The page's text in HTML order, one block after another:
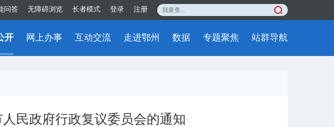
问答 无障碍浏览 长者模式 登录 注册
开 网上办事 互动交流 走进鄂州 数据 专题聚焦 站群导航
民政府行政复议委员会的通知